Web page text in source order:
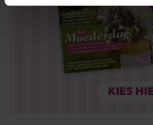
intrekken in de Cookieverklaring.
We gebruiken cookies om
personaliseren, om functies voor
en om ons websiteverkeer te
informatie over uw gebruik van
partners voor social media,